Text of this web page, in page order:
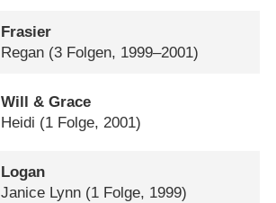
Frasier
Regan (3 Folgen, 1999–2001)
Will & Grace
Heidi (1 Folge, 2001)
Logan
Janice Lynn (1 Folge, 1999)